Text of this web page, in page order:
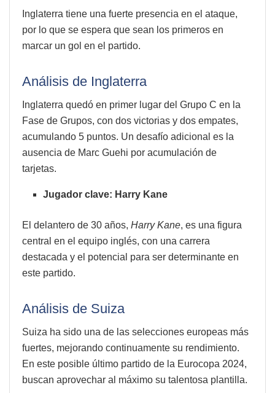
Inglaterra tiene una fuerte presencia en el ataque,
por lo que se espera que sean los primeros en
marcar un gol en el partido.
Análisis de Inglaterra
Inglaterra quedó en primer lugar del Grupo C en la
Fase de Grupos, con dos victorias y dos empates,
acumulando 5 puntos. Un desafío adicional es la
ausencia de Marc Guehi por acumulación de
tarjetas.
Jugador clave: Harry Kane
El delantero de 30 años, Harry Kane, es una figura
central en el equipo inglés, con una carrera
destacada y el potencial para ser determinante en
este partido.
Análisis de Suiza
Suiza ha sido una de las selecciones europeas más
fuertes, mejorando continuamente su rendimiento.
En este posible último partido de la Eurocopa 2024,
buscan aprovechar al máximo su talentosa plantilla.